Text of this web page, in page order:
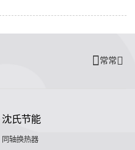
常常
沈氏节能
同轴换热器